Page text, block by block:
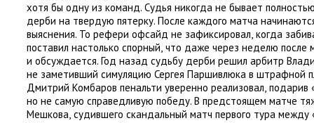
хотя бы одну из команд. Судья никогда не бывает
дерби на твердую пятерку. После каждого матча
выяснения. То рефери офсайд не зафиксировал, когда
поставил настолько спорный, что даже через неделю после
и обсуждается. Год назад судьбу дерби решил арбитр
не заметивший симуляцию Сергея Паршивлюка в штрафной
Дмитрий Комбаров пенальти уверенно реализовал, подарив
но не самую справедливую победу. В предстоящем матче
Мешкова, судившего скандальный матч первого тура между